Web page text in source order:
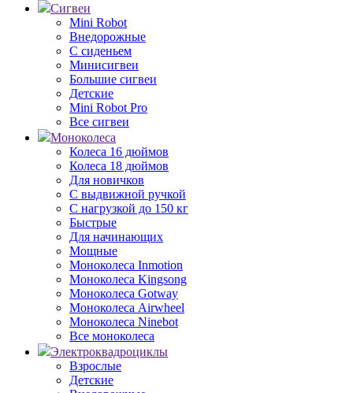
Сигвеи
Mini Robot
Внедорожные
С сиденьем
Минисигвеи
Большие сигвеи
Детские
Mini Robot Pro
Все сигвеи
Моноколеса
Колеса 16 дюймов
Колеса 18 дюймов
Для новичков
С выдвижной ручкой
С нагрузкой до 150 кг
Быстрые
Для начинающих
Мощные
Моноколеса Inmotion
Моноколеса Kingsong
Моноколеса Gotway
Моноколеса Airwheel
Моноколеса Ninebot
Все моноколеса
Электроквадроциклы
Взрослые
Детские